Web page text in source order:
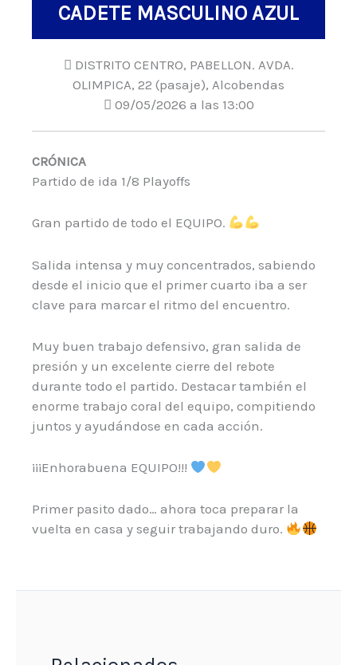
CADETE MASCULINO AZUL
DISTRITO CENTRO, PABELLON. AVDA.
OLIMPICA, 22 (pasaje), Alcobendas
09/05/2026 a las 13:00
CRÓNICA
Partido de ida 1/8 Playoffs
Gran partido de todo el EQUIPO.
Salida intensa y muy concentrados, sabiendo
desde el inicio que el primer cuarto iba a ser
clave para marcar el ritmo del encuentro.
Muy buen trabajo defensivo, gran salida de
presión y un excelente cierre del rebote
durante todo el partido. Destacar también el
enorme trabajo coral del equipo, compitiendo
juntos y ayudándose en cada acción.
¡¡¡Enhorabuena EQUIPO!!!
Primer pasito dado… ahora toca preparar la
vuelta en casa y seguir trabajando duro.